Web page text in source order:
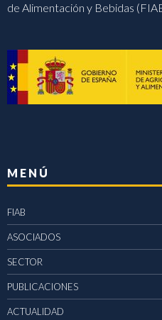
de Alimentación y Bebidas
MENÚ
FIAB
ASOCIADOS
SECTOR
PUBLICACIONES
ACTUALIDAD